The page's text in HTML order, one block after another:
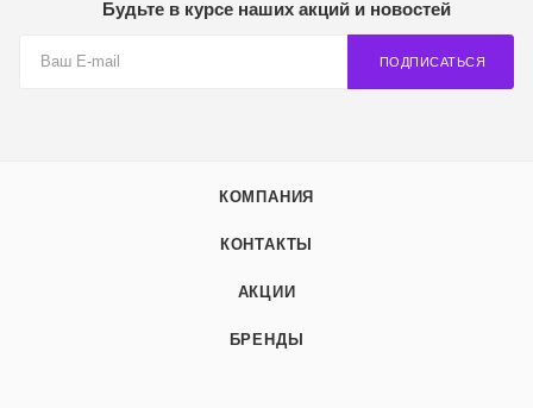
Будьте в курсе наших акций и новостей
ПОДПИСАТЬСЯ
КОМПАНИЯ
КОНТАКТЫ
АКЦИИ
БРЕНДЫ